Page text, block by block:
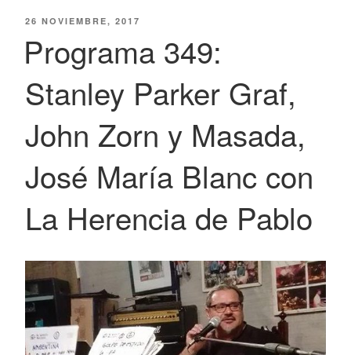
PUBLICADO
26 NOVIEMBRE, 2017
Programa 349:
Stanley Parker Graf,
John Zorn y Masada,
José María Blanc con
La Herencia de Pablo